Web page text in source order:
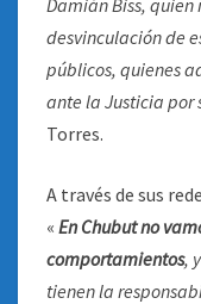
Damián Biss,
desvinculación de
públicos, quienes
ante la Justicia por
Torres.
A través de sus
« En Chubut no
comportamientos,
tienen la